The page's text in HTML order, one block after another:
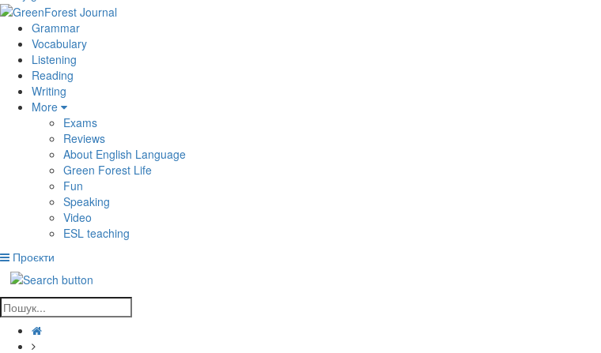
Grammar
Vocabulary
Listening
Reading
Writing
More
Exams
Reviews
About English Language
Green Forest Life
Fun
Speaking
Video
ESL teaching
Проєкти